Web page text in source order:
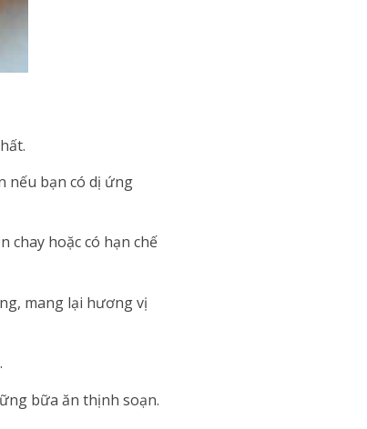
nếu bạn có dị ứng
chay hoặc có hạn chế
mang lại hương vị
bữa ăn thịnh soạn.